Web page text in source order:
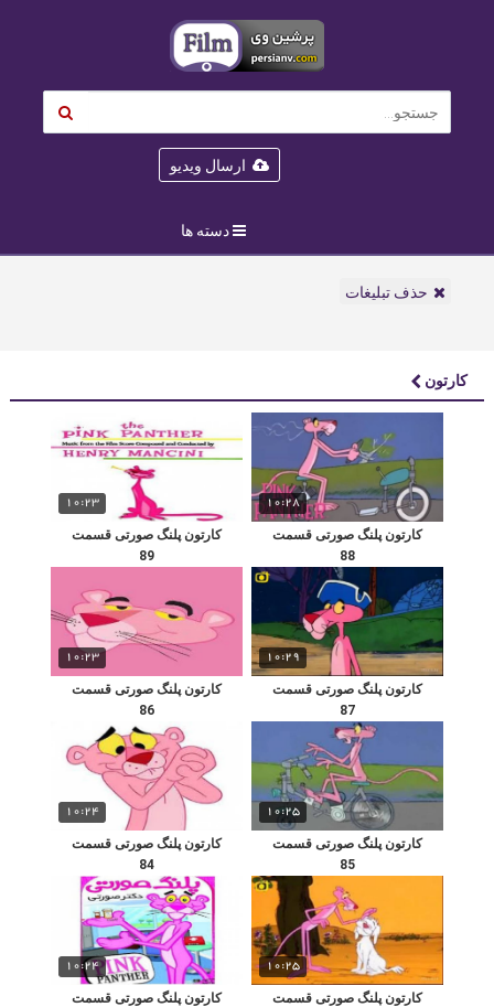
ارسال ویدیو
دسته ها
حذف تبلیغات
کارتون
10:28
کارتون پلنگ صورتی قسمت
88
10:23
کارتون پلنگ صورتی قسمت
89
10:29
کارتون پلنگ صورتی قسمت
87
10:23
کارتون پلنگ صورتی قسمت
86
10:25
کارتون پلنگ صورتی قسمت
85
10:24
کارتون پلنگ صورتی قسمت
84
10:25
کارتون پلنگ صورتی قسمت
10:24
کارتون پلنگ صورتی قسمت